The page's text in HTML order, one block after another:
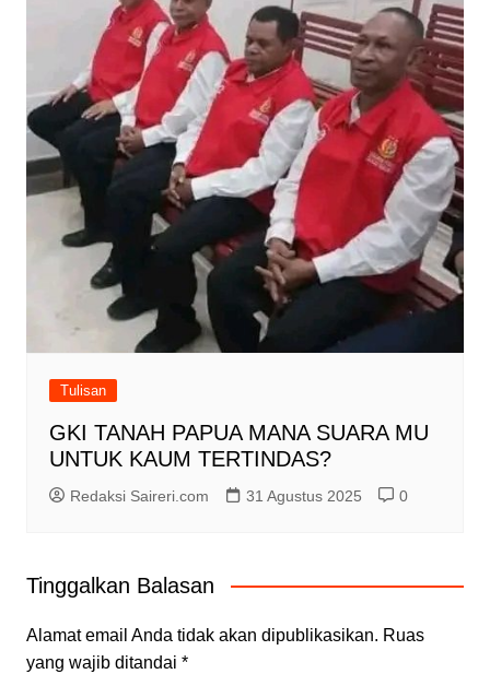
Tulisan
GKI TANAH PAPUA MANA SUARA MU
UNTUK KAUM TERTINDAS?
Redaksi Saireri.com 31 Agustus 2025 0
Tinggalkan Balasan
Alamat email Anda tidak akan dipublikasikan. Ruas
yang wajib ditandai *